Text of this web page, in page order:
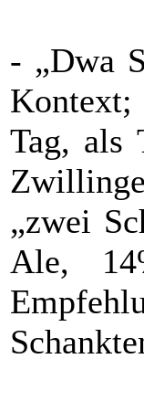
- „Dwa
Tag, als
„zwei
Ale,